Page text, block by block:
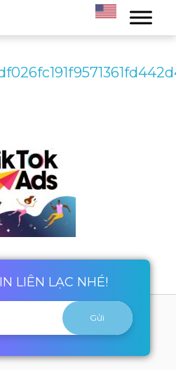
LIÊN LẠC NHÉ!